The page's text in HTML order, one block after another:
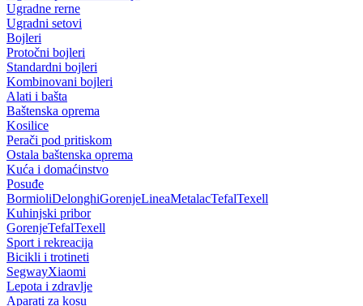
Ugradne rerne
Ugradni setovi
Bojleri
Protočni bojleri
Standardni bojleri
Kombinovani bojleri
Alati i bašta
Baštenska oprema
Kosilice
Perači pod pritiskom
Ostala baštenska oprema
Kuća i domaćinstvo
Posuđe
BormioliDelonghiGorenjeLineaMetalacTefalTexell
Kuhinjski pribor
GorenjeTefalTexell
Sport i rekreacija
Bicikli i trotineti
SegwayXiaomi
Lepota i zdravlje
Aparati za kosu